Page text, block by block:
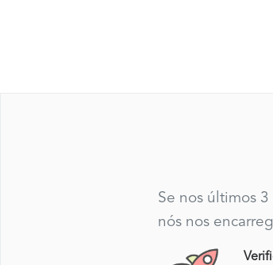
Se nos últimos
nós nos